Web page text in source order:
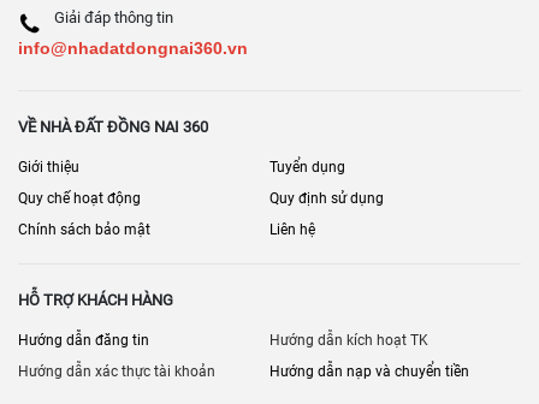
Giải đáp thông tin
info@nhadatdongnai360.vn
VỀ NHÀ ĐẤT ĐỒNG NAI 360
Giới thiệu
Tuyển dụng
Quy chế hoạt động
Quy định sử dụng
Chính sách bảo mật
Liên hệ
HỖ TRỢ KHÁCH HÀNG
Hướng dẫn đăng tin
Hướng dẫn kích hoạt TK
Hướng dẫn xác thực tài khoản
Hướng dẫn nạp và chuyển tiền